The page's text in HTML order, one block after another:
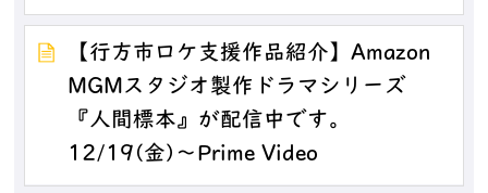
【行方市ロケ支援作品紹介】Amazon
MGMスタジオ製作ドラマシリーズ
『人間標本』が配信中です。
12/19(金)～Prime Video